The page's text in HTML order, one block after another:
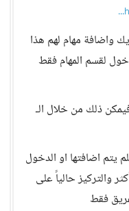
واضافة مهام لهم هذا
لقسم المهام فقط
فيمكن ذلك من خلال الـ
يتم اضافتها او الدخول
والتركيز حالياً على
فقط